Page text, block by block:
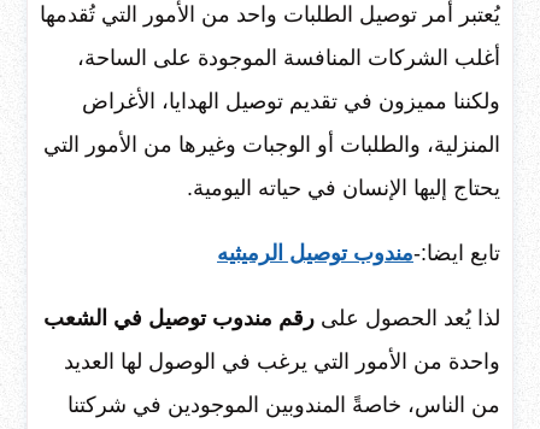
يُعتبر أمر توصيل الطلبات واحد من الأمور التي تُقدمها
أغلب الشركات المنافسة الموجودة على الساحة،
ولكننا مميزون في تقديم توصيل الهدايا، الأغراض
المنزلية، والطلبات أو الوجبات وغيرها من الأمور التي
يحتاج إليها الإنسان في حياته اليومية.
تابع ايضا:-مندوب توصيل الرميثيه
لذا يُعد الحصول على رقم مندوب توصيل في الشعب
واحدة من الأمور التي يرغب في الوصول لها العديد
من الناس، خاصةً المندوبين الموجودين في شركتنا